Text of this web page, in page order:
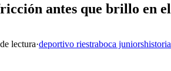
antes que brillo en
de lectura·deportivo riestraboca juniors